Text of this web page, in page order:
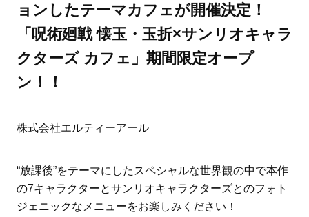
ママとパパに贈る「ジェンダーレ
ョンしたテーマカフェが開催決定！
「呪術廻戦 懐玉・玉折×サンリオキャラ
クターズ カフェ」期間限定オープ
ン！！
株式会社エルティーアール
“放課後”をテーマにしたスペシャルな世界観の中で本作
の7キャラクターとサンリオキャラクターズとのフォト
ジェニックなメニューをお楽しみください！